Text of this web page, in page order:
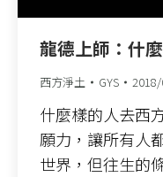
龍德上師：什
西方淨土 GYS
什麼樣的人去西
願力，讓所有人
世界，但往生的